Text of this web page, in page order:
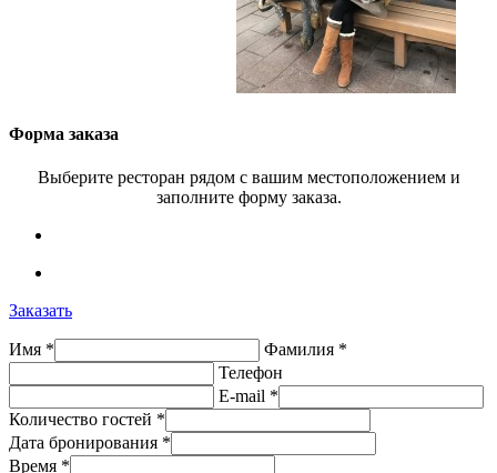
Форма заказа
Выберите ресторан рядом с вашим местоположением и
заполните форму заказа.
Заказать
Имя *
Фамилия *
Телефон
E-mail *
Количество гостей *
Дата бронирования *
Время *